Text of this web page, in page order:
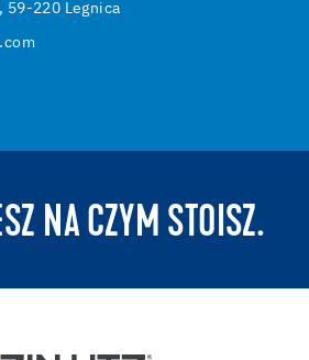
59-220 Legnica
NA CZYM STOISZ.